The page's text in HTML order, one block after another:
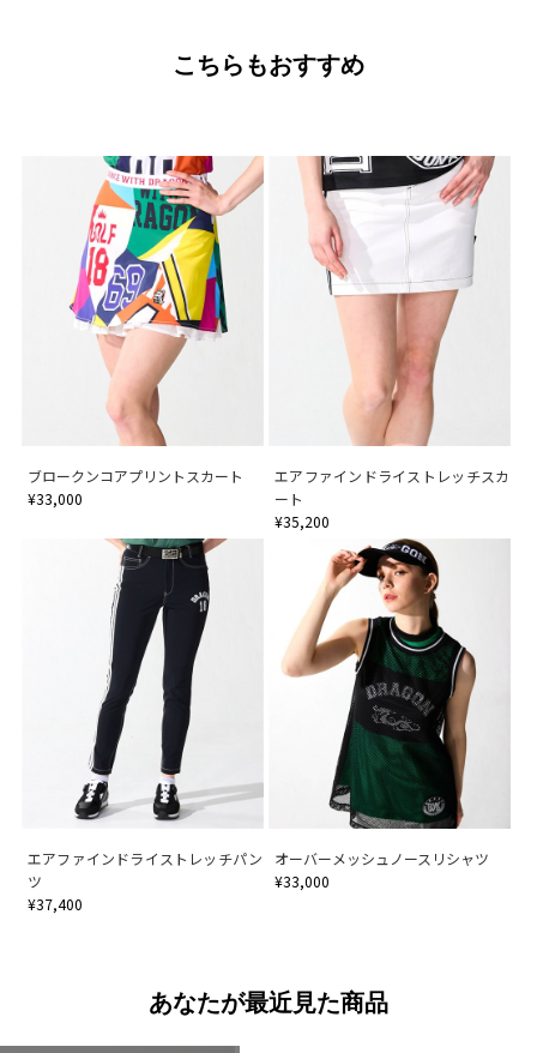
こちらもおすすめ
ブロークンコアプリントスカート
¥33,000
エアファインドライストレッチスカ
ート
¥35,200
エアファインドライストレッチパン
ツ
¥37,400
オーバーメッシュノースリシャツ
¥33,000
あなたが最近見た商品